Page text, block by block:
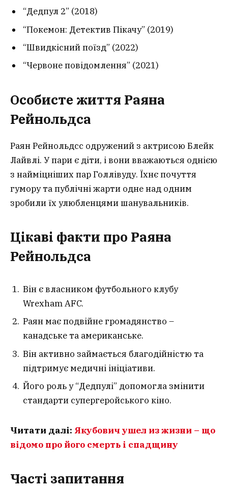
“Дедпул 2” (2018)
“Покемон: Детектив Пікачу” (2019)
“Швидкісний поїзд” (2022)
“Червоне повідомлення” (2021)
Особисте життя Раяна
Рейнольдса
Раян Рейнольдсс одружений з актрисою Блейк
Лайвлі. У пари є діти, і вони вважаються однією
з найміцніших пар Голлівуду. Їхнє почуття
гумору та публічні жарти одне над одним
зробили їх улюбленцями шанувальників.
Цікаві факти про Раяна
Рейнольдса
Він є власником футбольного клубу
Wrexham AFC.
Раян має подвійне громадянство –
канадське та американське.
Він активно займається благодійністю та
підтримує медичні ініціативи.
Його роль у “Дедпулі” допомогла змінити
стандарти супергеройського кіно.
Читати далі: Якубович ушел из жизни – що
відомо про його смерть і спадщину
Часті запитання